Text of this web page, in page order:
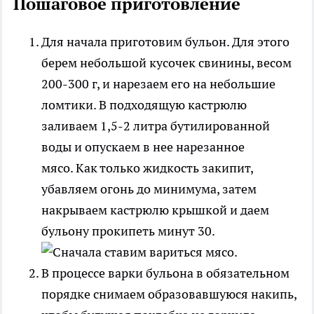
Для начала приготовим бульон. Для этого
берем небольшой кусочек свинины, весом
200-300 г, и нарезаем его на небольшие
ломтики. В подходящую кастрюлю
заливаем 1,5-2 литра бутилированной
воды и опускаем в нее нарезанное
мясо. Как только жидкость закипит,
убавляем огонь до минимума, затем
накрываем кастрюлю крышкой и даем
бульону прокипеть минут 30.
В процессе варки бульона в обязательном
порядке снимаем образовавшуюся накипь,